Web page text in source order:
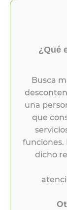
¿Qué
Busca
una
que
funciones.
dicho